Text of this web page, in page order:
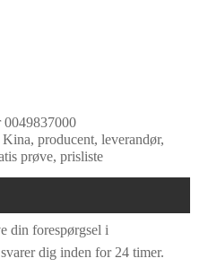
producent, leverandør,
prøve, prisliste
din forespørgsel i
dig inden for 24 timer.